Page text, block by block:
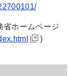
省ホームページ
)